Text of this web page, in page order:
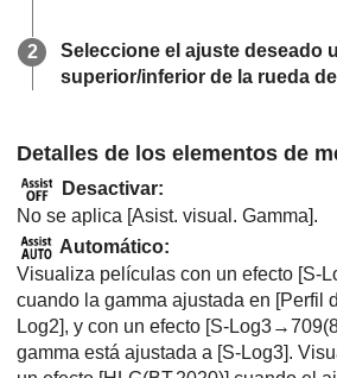
Seleccione el ajuste deseado
superior/inferior de la rueda
Detalles de los elementos de
Desactivar:
No se aplica [Asist. visual. Gamma].
Automático:
Visualiza películas con un efecto [S-
cuando la gamma ajustada en [Perfil
Log2], y con un efecto [S-
gamma está ajustada a [S-Log3].